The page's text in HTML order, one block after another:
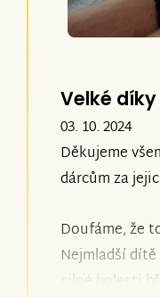
Velké
03. 10. 2024
Děkujeme
dárcům za
Doufáme, že
Nejmladší
silné bolesti